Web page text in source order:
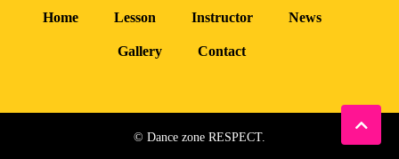
Home Lesson Instructor News
Gallery Contact
© Dance zone RESPECT.